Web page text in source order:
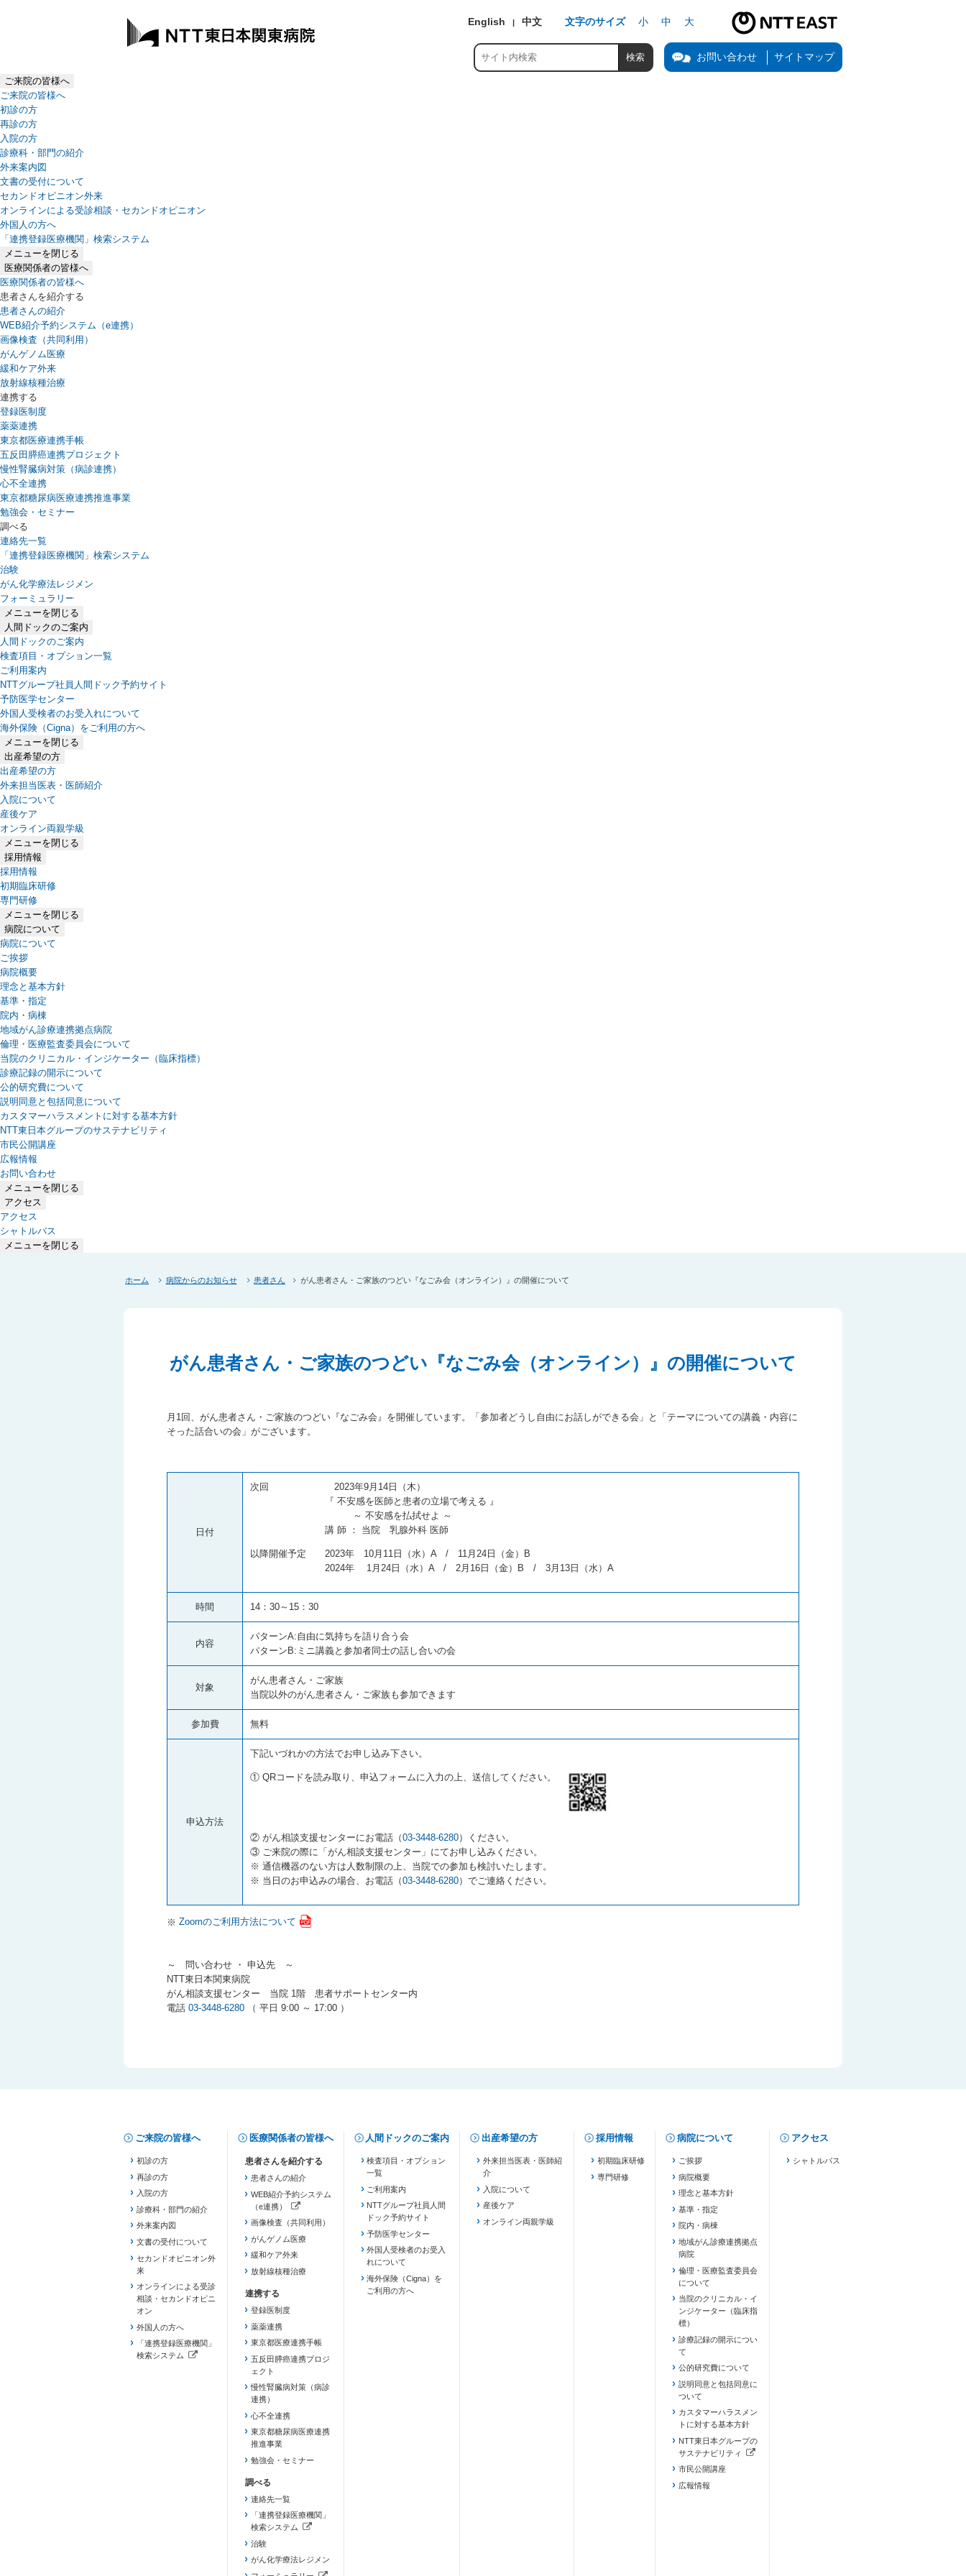
English 中文 文字のサイズ 小 中 大
NTT東日本公式サイト（新しいタブで開きます）
お問い合わせ サイトマップ
ご来院の皆様へ
ご来院の皆様へ
初診の方
再診の方
入院の方
診療科・部門の紹介
外来案内図
文書の受付について
セカンドオピニオン外来
オンラインによる受診相談・セカンドオピニオン
外国人の方へ
「連携登録医療機関」検索システム
（新しいタブで開きます）
メニューを閉じる
医療関係者の皆様へ
医療関係者の皆様へ
患者さんを紹介する
患者さんの紹介
WEB紹介予約システム（e連携）
（新しいタブで開きます）
画像検査（共同利用）
がんゲノム医療
緩和ケア外来
放射線核種治療
連携する
登録医制度
薬薬連携
東京都医療連携手帳
五反田膵癌連携プロジェクト
慢性腎臓病対策（病診連携）
心不全連携
東京都糖尿病医療連携推進事業
勉強会・セミナー
調べる
連絡先一覧
「連携登録医療機関」検索システム
（新しいタブで開きます）
治験
がん化学療法レジメン
フォーミュラリー
（PDFファイル、新しいタブで開きます）
メニューを閉じる
人間ドックのご案内
人間ドックのご案内
検査項目・オプション一覧
ご利用案内
NTTグループ社員人間ドック予約サイト
予防医学センター
外国人受検者のお受入れについて
海外保険（Cigna）をご利用の方へ
メニューを閉じる
出産希望の方
出産希望の方
外来担当医表・医師紹介
入院について
産後ケア
オンライン両親学級
メニューを閉じる
採用情報
採用情報
初期臨床研修
専門研修
メニューを閉じる
病院について
病院について
ご挨拶
病院概要
理念と基本方針
基準・指定
院内・病棟
地域がん診療連携拠点病院
倫理・医療監査委員会について
当院のクリニカル・インジケーター（臨床指標）
診療記録の開示について
公的研究費について
説明同意と包括同意について
カスタマーハラスメントに対する基本方針
NTT東日本グループのサステナビリティ
（新しいタブで開きます）
市民公開講座
広報情報
お問い合わせ
メニューを閉じる
アクセス
アクセス
シャトルバス
メニューを閉じる
ホーム 病院からのお知らせ 患者さん がん患者さん・ご家族のつどい『なごみ会（オンライン）』の開催について
がん患者さん・ご家族のつどい『なごみ会（オンライン）』の開催について
月1回、がん患者さん・ご家族のつどい『なごみ会』を開催しています。「参加者どうし自由にお話しができる会」と「テーマについての講義・内容に
そった話合いの会」がございます。
日付
次回 2023年9月14日（木）
『 不安感を医師と患者の立場で考える 』
～ 不安感を払拭せよ ～
講 師 ： 当院 乳腺外科 医師
以降開催予定 2023年 10月11日（水）A / 11月24日（金）B
2024年 1月24日（水）A / 2月16日（金）B / 3月13日（水）A
時間 14：30～15：30
内容
パターンA:自由に気持ちを語り合う会
パターンB:ミニ講義と参加者同士の話し合いの会
対象
がん患者さん・ご家族
当院以外のがん患者さん・ご家族も参加できます
参加費 無料
申込方法
下記いづれかの方法でお申し込み下さい。
① QRコードを読み取り、申込フォームに入力の上、送信してください。
② がん相談支援センターにお電話（03-3448-6280）ください。
③ ご来院の際に「がん相談支援センター」にてお申し込みください。
※ 通信機器のない方は人数制限の上、当院での参加も検討いたします。
※ 当日のお申込みの場合、お電話（03-3448-6280）でご連絡ください。
※ Zoomのご利用方法について
～ 問い合わせ ・ 申込先 ～
NTT東日本関東病院
がん相談支援センター 当院 1階 患者サポートセンター内
電話 03-3448-6280 （ 平日 9:00 ～ 17:00 ）
ご来院の皆様へ
初診の方
再診の方
入院の方
診療科・部門の紹介
外来案内図
文書の受付について
セカンドオピニオン外
来
オンラインによる受診
相談・セカンドオピニ
オン
外国人の方へ
「連携登録医療機関」
検索システム
医療関係者の皆様へ
患者さんの紹介
WEB紹介予約システム
（e連携）
（新しいタブで開きます）
画像検査（共同利用）
がんゲノム医療
緩和ケア外来
放射線核種治療
登録医制度
薬薬連携
東京都医療連携手帳
五反田膵癌連携プロジ
ェクト
慢性腎臓病対策（病診
連携）
心不全連携
東京都糖尿病医療連携
推進事業
勉強会・セミナー
連絡先一覧
「連携登録医療機関」
検索システム
（新しいタブで開きます）
治験
がん化学療法レジメン
人間ドックのご案内
検査項目・オプション
一覧
ご利用案内
NTTグループ社員人間
ドック予約サイト
予防医学センター
外国人受検者のお受入
れについて
海外保険（Cigna）を
ご利用の方へ
出産希望の方
外来担当医表・医師紹
介
入院について
産後ケア
オンライン両親学級
採用情報
初期臨床研修
専門研修
病院について
ご挨拶
病院概要
理念と基本方針
基準・指定
院内・病棟
地域がん診療連携拠点
病院
倫理・医療監査委員会
について
当院のクリニカル・イ
ンジケーター（臨床指
標）
診療記録の開示につい
て
公的研究費について
説明同意と包括同意に
ついて
カスタマーハラスメン
トに対する基本方針
NTT東日本グループの
サステナビリティ
（新しいタブで開きます）
市民公開講座
広報情報
アクセス
シャトルバス